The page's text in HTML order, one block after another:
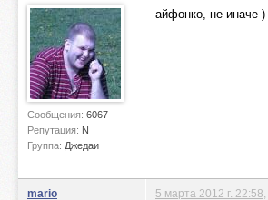
Сообщения: 6067
Репутация: N
Группа: Джедаи
айфонко, не иначе )
mario 5 марта 2012 г. 22:58